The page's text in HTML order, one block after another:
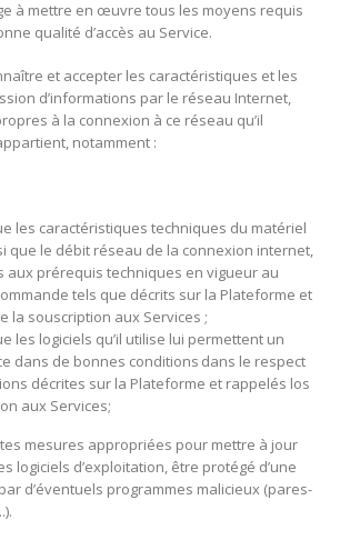
à mettre en œuvre tous les moyens requis
qualité d’accès au Service.
et accepter les caractéristiques et les
d’informations par le réseau Internet,
à la connexion à ce réseau qu’il
notamment :
les caractéristiques techniques du matériel
que le débit réseau de la connexion internet,
aux prérequis techniques en vigueur au
tels que décrits sur la Plateforme et
la souscription aux Services ;
les logiciels qu’il utilise lui permettent un
dans de bonnes conditions dans le respect
décrites sur la Plateforme et rappelés los
aux Services;
mesures appropriées pour mettre à jour
logiciels d’exploitation, être protégé d’une
d’éventuels programmes malicieux (pares-